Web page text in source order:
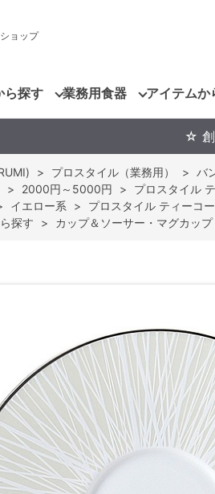
ョップ
ら探す 業務用食器 アイテムか
☆ 創
> プロスタイル（業務用） > バ
> 2000円～5000円 >
プロスタイル
イエロー系 >
プロスタイル ティーコ
探す > カップ＆ソーサー・マグカップ